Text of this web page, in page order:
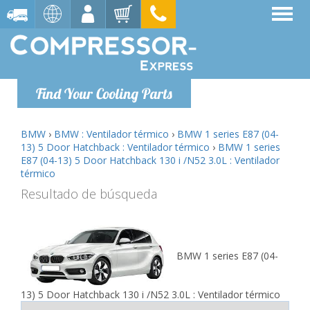
Find Your Cooling Parts
BMW › BMW : Ventilador térmico › BMW 1 series E87 (04-
13) 5 Door Hatchback : Ventilador térmico › BMW 1 series
E87 (04-13) 5 Door Hatchback 130 i /N52 3.0L : Ventilador
térmico
Resultado de búsqueda
BMW 1 series E87 (04-
13) 5 Door Hatchback 130 i /N52 3.0L : Ventilador térmico